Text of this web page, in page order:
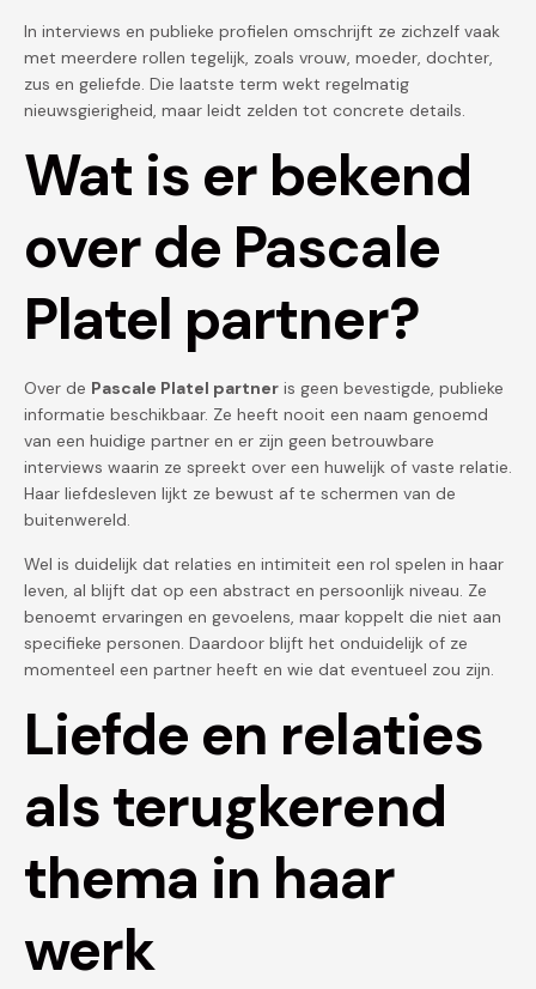
In interviews en publieke profielen omschrijft ze zichzelf vaak
met meerdere rollen tegelijk, zoals vrouw, moeder, dochter,
zus en geliefde. Die laatste term wekt regelmatig
nieuwsgierigheid, maar leidt zelden tot concrete details.
Wat is er bekend
over de Pascale
Platel partner?
Over de Pascale Platel partner is geen bevestigde, publieke
informatie beschikbaar. Ze heeft nooit een naam genoemd
van een huidige partner en er zijn geen betrouwbare
interviews waarin ze spreekt over een huwelijk of vaste relatie.
Haar liefdesleven lijkt ze bewust af te schermen van de
buitenwereld.
Wel is duidelijk dat relaties en intimiteit een rol spelen in haar
leven, al blijft dat op een abstract en persoonlijk niveau. Ze
benoemt ervaringen en gevoelens, maar koppelt die niet aan
specifieke personen. Daardoor blijft het onduidelijk of ze
momenteel een partner heeft en wie dat eventueel zou zijn.
Liefde en relaties
als terugkerend
thema in haar
werk